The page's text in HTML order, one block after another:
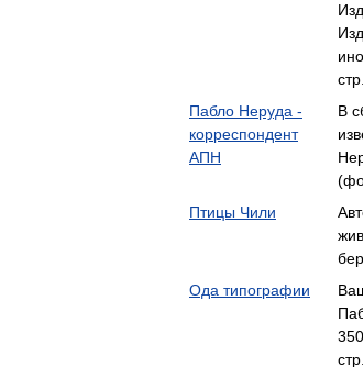
Пабло Неруда -
корреспондент
АПН
В
Птицы Чили
Ода типографии